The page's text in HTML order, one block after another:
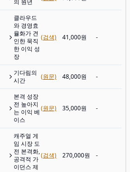
의 원년
클라우드
와 경영효
율화가 견
인한 묵직
한 이익 성
장
(검색) 41,000원 -
기다림의
시간
(원문) 48,000원 -
본격 성장
전 높아지
는 이익 베
이스
(원문) 35,000원 -
캐주얼 게
임 시장 도
전 본격화,
공격적 가
이던스 제
(검색) 270,000원 -